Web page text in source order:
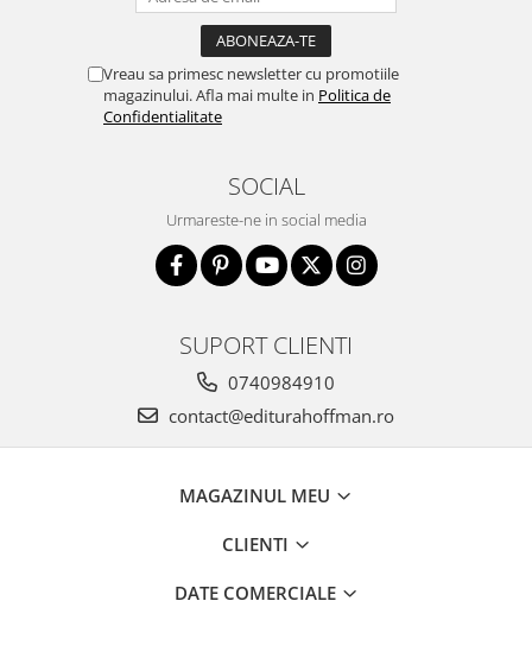
Vreau sa primesc newsletter cu promotiile
magazinului. Afla mai multe in Politica de
Confidentialitate
SOCIAL
Urmareste-ne in social media
SUPORT CLIENTI
0740984910
contact@editurahoffman.ro
MAGAZINUL MEU
CLIENTI
DATE COMERCIALE